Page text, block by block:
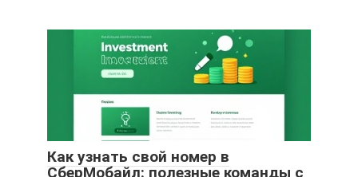
Как узнать свой номер в
СберМобайл: полезные команды с